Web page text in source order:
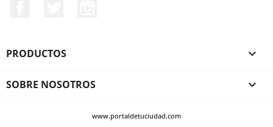
PRODUCTOS 
SOBRE NOSOTROS 
www.portaldetuciudad.com